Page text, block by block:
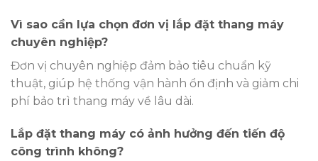
Vì sao cần lựa chọn đơn vị lắp đặt thang máy
chuyên nghiệp?
Đơn vị chuyên nghiệp đảm bảo tiêu chuẩn kỹ
thuật, giúp hệ thống vận hành ổn định và giảm chi
phí bảo trì thang máy về lâu dài.
Lắp đặt thang máy có ảnh hưởng đến tiến độ
công trình không?